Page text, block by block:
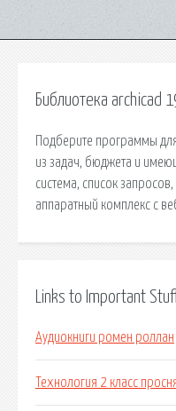
Библиотека archicad
Подберите программы
из задач, бюджета и
сиcтема, список
аппаратный комплекс с
Links to Important
Аудиокниги ромен роллан
Технология 2 класс